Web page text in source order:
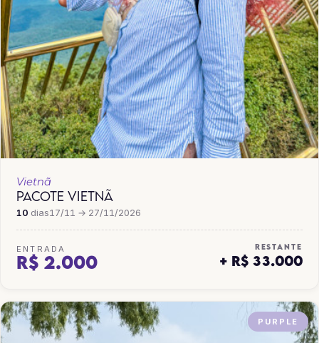
Vietnã
PACOTE VIETNÃ
10 dias17/11 → 27/11/2026
ENTRADA
R$ 2.000
RESTANTE
+ R$ 33.000
PURPLE